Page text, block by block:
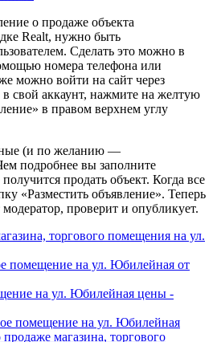
о продаже объекта
Realt, нужно быть
Сделать это можно в
номера телефона или
можно войти на сайт через
свой аккаунт, нажмите на желтую
в правом верхнем углу
(и по желанию —
подробнее вы заполните
продать объект. Когда все
«Разместить объявление». Теперь
проверит и опубликует.
торгового помещения на ул.
помещение на ул. Юбилейная от
на ул. Юбилейная цены -
помещение на ул. Юбилейная
магазина, торгового